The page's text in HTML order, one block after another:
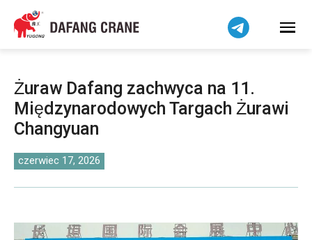
Żuraw Dafang zachwyca na 11.
Międzynarodowych Targach Żurawi
Changyuan
czerwiec 17, 2026
Bahasa Indonesia
Bahasa Melayu
বাংলা
فارسی
Pilipino
اردو
Українська
Беларуская мова